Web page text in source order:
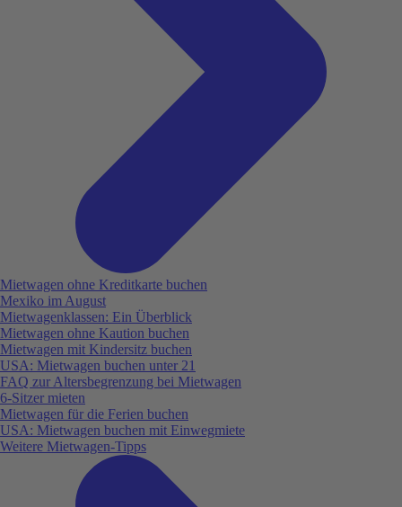
Mietwagen ohne Kreditkarte buchen
Mexiko im August
Mietwagenklassen: Ein Überblick
Mietwagen ohne Kaution buchen
Mietwagen mit Kindersitz buchen
USA: Mietwagen buchen unter 21
FAQ zur Altersbegrenzung bei Mietwagen
6-Sitzer mieten
Mietwagen für die Ferien buchen
USA: Mietwagen buchen mit Einwegmiete
Weitere Mietwagen-Tipps